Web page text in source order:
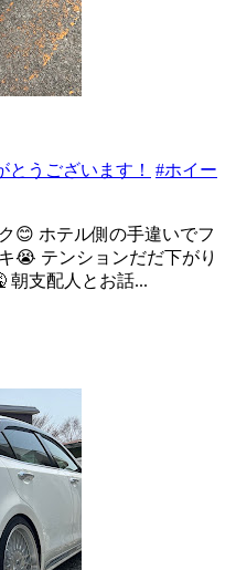
うございます！
#ホイー
😊 ホテル側の手違いでフ
😭 テンションだだ下がり
朝支配人とお話...